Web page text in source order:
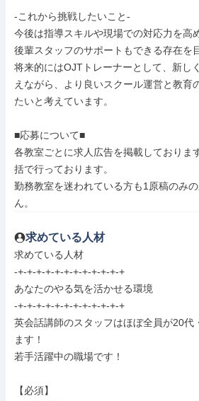
-これから挑戦したいこと-
今後は指導スキルや現場での対応力を高め
後輩スタッフのサポートもできる存在を
将来的にはOJTトレーナーとして、新し
えながら、より良いスクール運営と教育
たいと考えています。
■応募について■
各教室ごとに求人広告を掲載しておりま
括で行っております。
勤務教室を迷われている方も1原稿のみ
ん。
求めている人材
求めている人材
-+-+-+-+-+-+-+-+-+-+-+-+
あなたのやる気を活かせる環境
-+-+-+-+-+-+-+-+-+-+-+-+
英会話講師のスタッフはほぼ全員が20代
ます！
若手活躍中の職場です！
【必須】